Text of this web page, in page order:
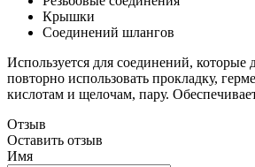
Крышки
Соединений шлангов
Используется для соединений,
повторно использовать прокладку,
кислотам и щелочам, пару.
Отзыв
Оставить отзыв
Имя